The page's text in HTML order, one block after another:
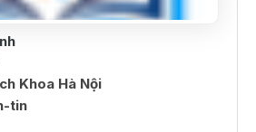
Khoa Hà Nội
tin